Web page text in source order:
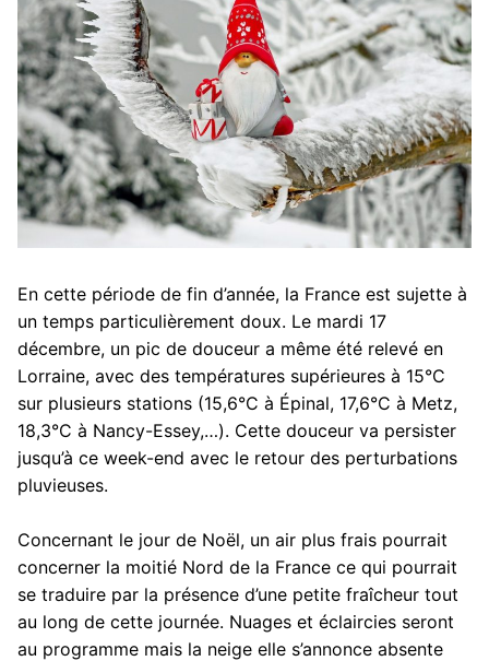
En cette période de fin d’année, la France est sujette à
un temps particulièrement doux. Le mardi 17
décembre, un pic de douceur a même été relevé en
Lorraine, avec des températures supérieures à 15°C
sur plusieurs stations (15,6°C à Épinal, 17,6°C à Metz,
18,3°C à Nancy-Essey,…). Cette douceur va persister
jusqu’à ce week-end avec le retour des perturbations
pluvieuses.
Concernant le jour de Noël, un air plus frais pourrait
concerner la moitié Nord de la France ce qui pourrait
se traduire par la présence d’une petite fraîcheur tout
au long de cette journée. Nuages et éclaircies seront
au programme mais la neige elle s’annonce absente